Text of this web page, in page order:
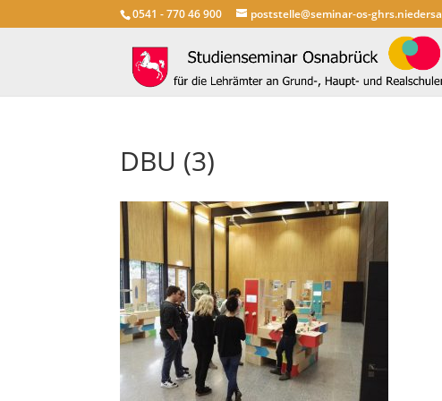
0541 - 770 46 900 poststelle@seminar-os-
DBU (3)